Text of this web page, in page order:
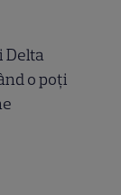
Delta
o poți